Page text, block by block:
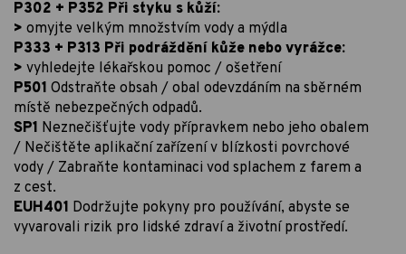
P302 + P352 Při styku s kůží:
> omyjte velkým množstvím vody a mýdla
P333 + P313 Při podráždění kůže nebo vyrážce:
> vyhledejte lékařskou pomoc / ošetření
P501 Odstraňte obsah / obal odevzdáním na sběrném
místě nebezpečných odpadů.
SP1 Neznečišťujte vody přípravkem nebo jeho obalem
/ Nečištěte aplikační zařízení v blízkosti povrchové
vody / Zabraňte kontaminaci vod splachem z farem a
z cest.
EUH401 Dodržujte pokyny pro používání, abyste se
vyvarovali rizik pro lidské zdraví a životní prostředí.